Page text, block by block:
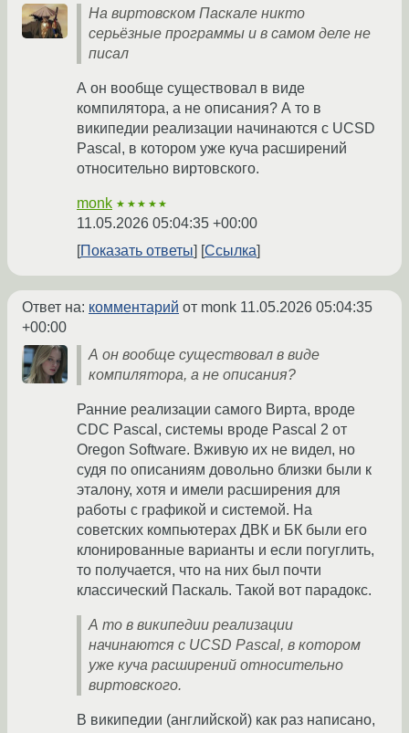
На виртовском Паскале никто
серьёзные программы и в самом деле не
писал
А он вообще существовал в виде
компилятора, а не описания? А то в
википедии реализации начинаются с UCSD
Pascal, в котором уже куча расширений
относительно виртовского.
monk ★★★★★
11.05.2026 05:04:35 +00:00
Показать ответы
Ссылка
Ответ на: комментарий от monk 11.05.2026 05:04:35
+00:00
А он вообще существовал в виде
компилятора, а не описания?
Ранние реализации самого Вирта, вроде
CDC Pascal, системы вроде Pascal 2 от
Oregon Software. Вживую их не видел, но
судя по описаниям довольно близки были к
эталону, хотя и имели расширения для
работы с графикой и системой. На
советских компьютерах ДВК и БК были его
клонированные варианты и если погуглить,
то получается, что на них был почти
классический Паскаль. Такой вот парадокс.
А то в википедии реализации
начинаются с UCSD Pascal, в котором
уже куча расширений относительно
виртовского.
В википедии (английской) как раз написано,